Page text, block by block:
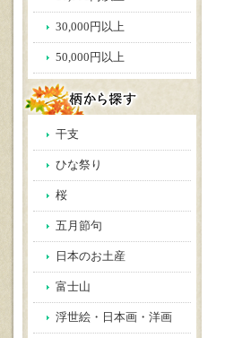
30,000円以上
50,000円以上
干支
ひな祭り
桜
五月節句
日本のお土産
富士山
浮世絵・日本画・洋画